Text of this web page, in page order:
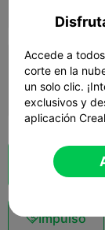
Laminador en la
Impulso
Accede a
corte en la
un solo clic.
exclusivos y
aplicación